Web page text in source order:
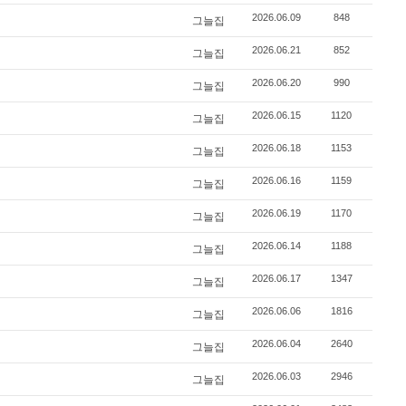
그늘집 2026.06.09 848
그늘집 2026.06.21 852
그늘집 2026.06.20 990
그늘집 2026.06.15 1120
그늘집 2026.06.18 1153
그늘집 2026.06.16 1159
그늘집 2026.06.19 1170
그늘집 2026.06.14 1188
그늘집 2026.06.17 1347
그늘집 2026.06.06 1816
그늘집 2026.06.04 2640
그늘집 2026.06.03 2946